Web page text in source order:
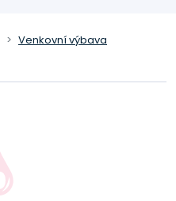
Venkovní výbava